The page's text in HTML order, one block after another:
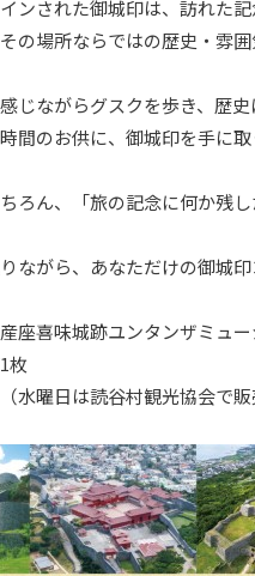
ンされた御城印は、訪れた
の場所ならではの歴史・雰
じながらグスクを歩き、歴史
間のお供に、御城印を手に取
ろん、「旅の記念に何か残
ながら、あなただけの御城
座喜味城跡ユンタンザミュー
枚
曜日は読谷村観光協会で販